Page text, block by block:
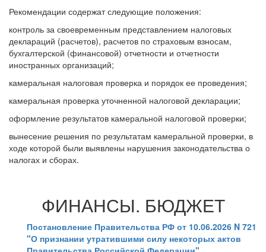
Рекомендации содержат следующие положения:
контроль за своевременным представлением налоговых
деклараций (расчетов), расчетов по страховым взносам,
бухгалтерской (финансовой) отчетности и отчетности
иностранных организаций;
камеральная налоговая проверка и порядок ее проведения;
камеральная проверка уточненной налоговой декларации;
оформление результатов камеральной налоговой проверки;
вынесение решения по результатам камеральной проверки, в
ходе которой были выявлены нарушения законодательства о
налогах и сборах.
ФИНАНСЫ. БЮДЖЕТ
Постановление Правительства РФ от 10.06.2026 N 721
"О признании утратившими силу некоторых актов